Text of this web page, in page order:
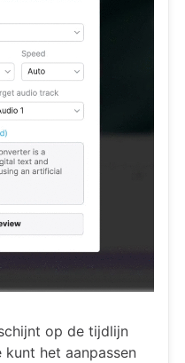
op de tijdlijn
het aanpassen